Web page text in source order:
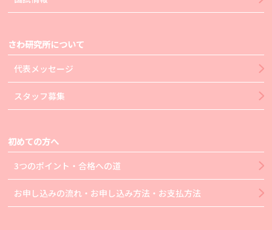
さわ研究所について
代表メッセージ
スタッフ募集
初めての方へ
3つのポイント・合格への道
お申し込みの流れ・お申し込み方法・お支払方法